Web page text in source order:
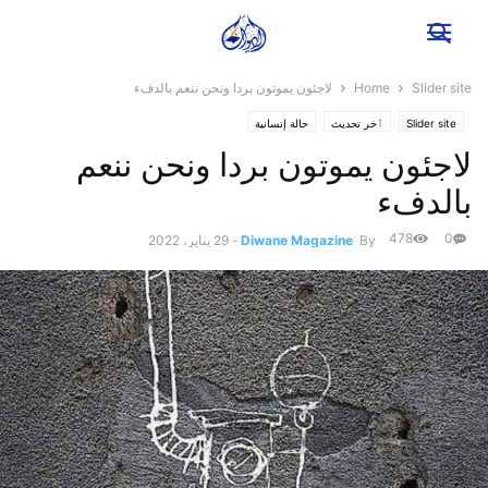
Home Slider site لاجئون يموتون بردا ونحن ننعم بالدفء
Slider site ٱخر تحديث حالة إنسانية
لاجئون يموتون بردا ونحن ننعم
بالدفء
By
Diwane Magazine
- 29 يناير، 2022 0
478